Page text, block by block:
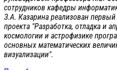
сотрудников кафедры
З.А. Казарина реализован первый
проекта "Разработка, отладка и
космологии и астрофизике
основных математических
визуализации".